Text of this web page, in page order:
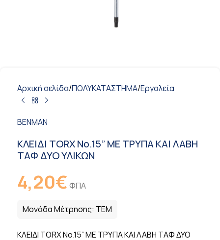
Αρχική σελίδα/ΠΟΛΥΚΑΤΑΣΤΗΜΑ/Εργαλεία
BENMAN
ΚΛΕΙΔΙ TORX Νο.15” ΜΕ ΤΡΥΠΑ ΚΑΙ ΛΑΒΗ
ΤΑΦ ΔΥΟ ΥΛΙΚΩΝ
4,20€ ΦΠΑ
Μονάδα Μέτρησης: ΤΕΜ
ΚΛΕΙΔΙ TORX Νο.15” ΜΕ ΤΡΥΠΑ ΚΑΙ ΛΑΒΗ ΤΑΦ ΔΥΟ